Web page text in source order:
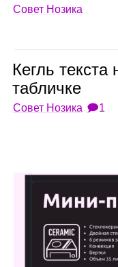
Совет Нозика
Кегль
таб­личке
Совет Нозика 🗩1